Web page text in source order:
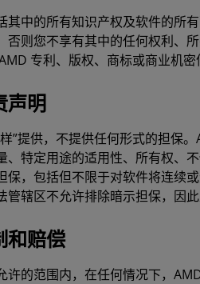
其中的所有知识产权及软件的所
否则您不享有其中的任何权利、
专利、版权、商标或商业机
声明
”提供，不提供任何形式的担保
、特定用途的适用性、所有权、
保，包括但不限于对软件将连
管辖区不允许排除暗示担保，因
和赔偿
许的范围内，在任何情况下，